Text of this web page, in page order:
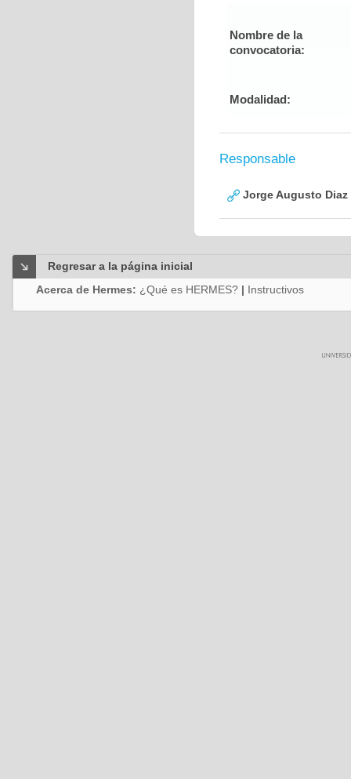
Nombre de la
convocatoria:
Modalidad:
Responsable
Jorge Augusto Diaz
Regresar a la página inicial
Acerca de Hermes: ¿Qué es HERMES? | Instructivos